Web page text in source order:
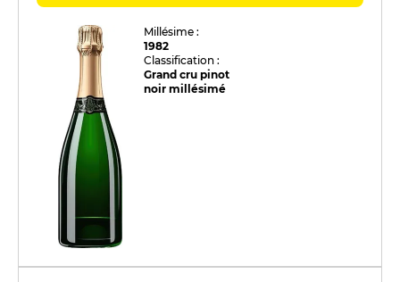
Millésime :
1982
Classification :
Grand cru pinot
noir millésimé